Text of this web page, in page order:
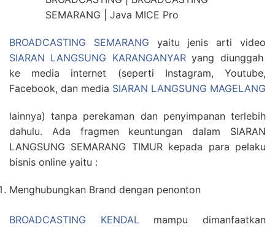
BROADCASTING SEMARANG yaitu jenis arti video
SIARAN LANGSUNG KARANGANYARyang diunggah
ke media internet (seperti Instagram, Youtube,
Facebook, dan media SIARAN LANGSUNG MAGELANG
lainnya) tanpa perekaman dan penyimpanan terlebih
dahulu. Ada fragmen keuntungan dalam SIARAN
LANGSUNG SEMARANG TIMUR kepada para pelaku
bisnis online yaitu :
Menghubungkan Brand dengan penonton
BROADCASTING KENDALmampu dimanfaatkan